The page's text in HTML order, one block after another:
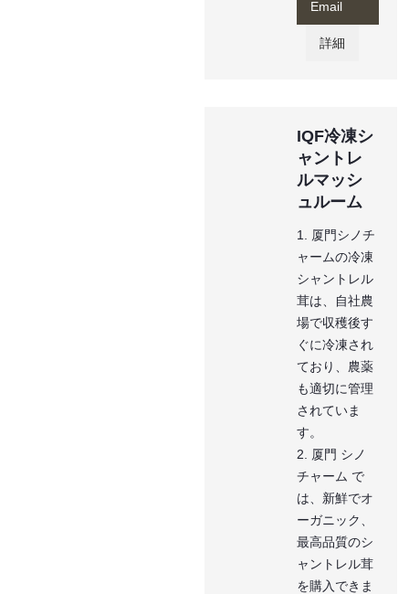
Email
詳細
IQF冷凍シ
ャントレ
ルマッシ
ュルーム
1. 厦門シノチ
ャームの冷凍
シャントレル
茸は、自社農
場で収穫後す
ぐに冷凍され
ており、農薬
も適切に管理
されていま
す。
2. 厦門 シノ
チャーム で
は、新鮮でオ
ーガニック、
最高品質のシ
ャントレル茸
を購入できま